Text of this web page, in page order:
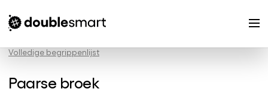
Volledige begrippenlijst
Paarse broek